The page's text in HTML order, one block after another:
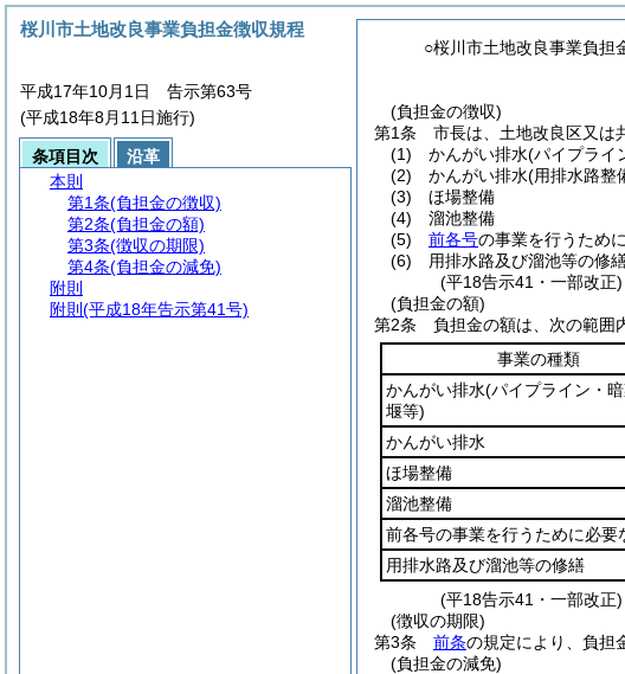
○桜川市土地改良事業負担
(負担金の徴収)
第1条
市長は、土地改良区又は
(1)
かんがい排水(パイプライ
(2)
かんがい排水(用排水路整
(3)
ほ場整備
(4)
溜池整備
(5)
前各号の事業を行うため
(6)
用排水路及び溜池等の修
(平18告示41・一部改正)
(負担金の額)
第2条
負担金の額は、次の範囲
事業の種類
かんがい排水(パイプライン・暗
堰等)
かんがい排水
ほ場整備
溜池整備
前各号の事業を行うために必要
用排水路及び溜池等の修繕
(平18告示41・一部改正)
(徴収の期限)
第3条
前条の規定により、負担
(負担金の減免)
桜川市土地改良事業負担金徴収規程
平成17年10月1日 告示第63号
(平成18年8月11日施行)
条項目次
沿革
本則
第1条(負担金の徴収)
第2条(負担金の額)
第3条(徴収の期限)
第4条(負担金の減免)
附則
附則 (平成18年告示第41号)